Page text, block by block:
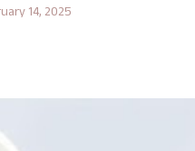
14, 2025